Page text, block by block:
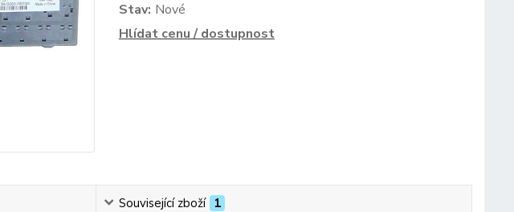
Stav: Nové
Hlídat cenu / dostupnost
Související zboží 1